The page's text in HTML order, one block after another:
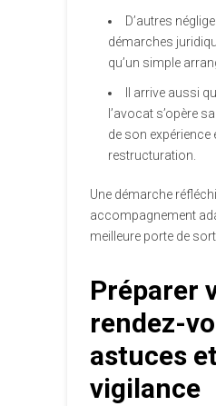
D’autres
démarches
qu’un simple
Il arrive aussi
l’avocat s’opère
de son expérience
restructuration.
Une démarche
accompagnement
meilleure porte de
Préparer
rendez-
astuces
vigilance